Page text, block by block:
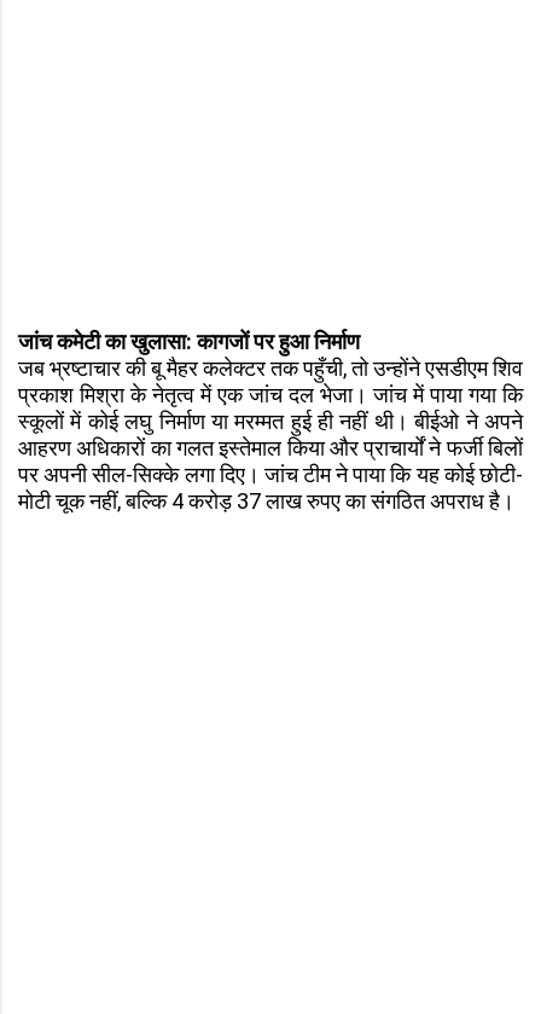
जांच कमेटी का खुलासा: कागजों पर हुआ निर्माण
जब भ्रष्टाचार की बू मैहर कलेक्टर तक पहुँची, तो उन्होंने एसडीएम शिव
प्रकाश मिश्रा के नेतृत्व में एक जांच दल भेजा। जांच में पाया गया कि
स्कूलों में कोई लघु निर्माण या मरम्मत हुई ही नहीं थी। बीईओ ने अपने
आहरण अधिकारों का गलत इस्तेमाल किया और प्राचार्यों ने फर्जी बिलों
पर अपनी सील-सिक्के लगा दिए। जांच टीम ने पाया कि यह कोई छोटी-
मोटी चूक नहीं, बल्कि 4 करोड़ 37 लाख रुपए का संगठित अपराध है।